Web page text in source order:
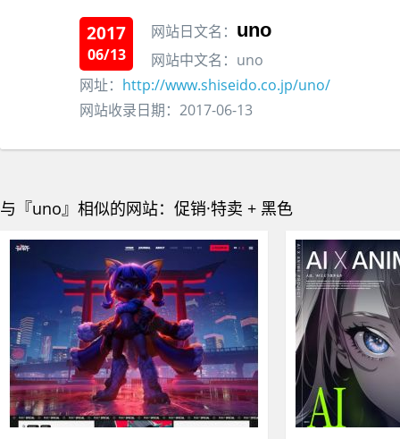
2017
06/13
网站日文名： uno
网站中文名：uno
网址： http://www.shiseido.co.jp/uno/
网站收录日期：2017-06-13
与『uno』相似的网站：促销·特卖 + 黑色